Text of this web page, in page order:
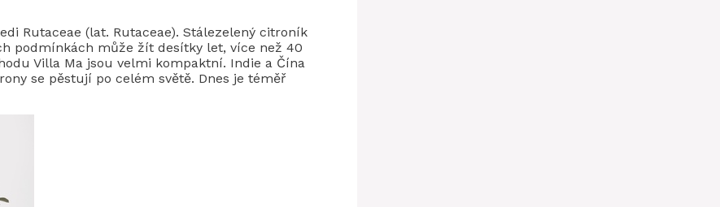
Rutaceae (lat. Rutaceae). Stálezelený citroník
podmínkách může žít desítky let, více než 40
Villa Ma jsou velmi kompaktní. Indie a Čína
se pěstují po celém světě. Dnes je téměř